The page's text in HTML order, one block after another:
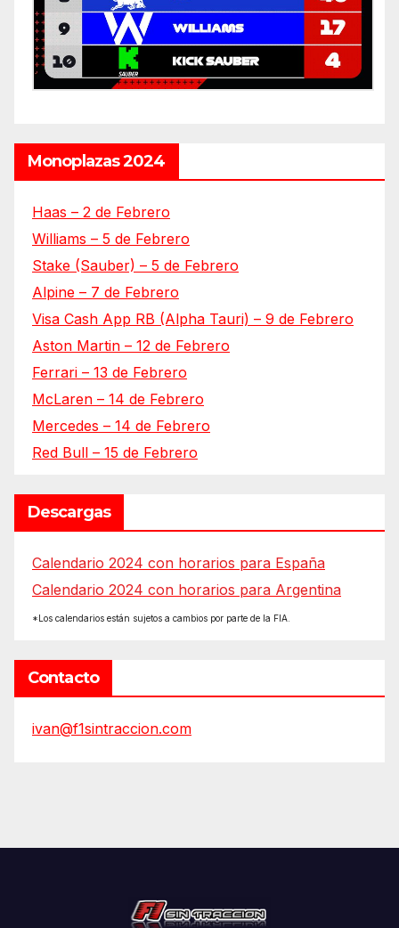
Monoplazas 2024
Haas – 2 de Febrero
Williams – 5 de Febrero
Stake (Sauber) – 5 de Febrero
Alpine – 7 de Febrero
Visa Cash App RB (Alpha Tauri) – 9 de Febrero
Aston Martin – 12 de Febrero
Ferrari – 13 de Febrero
McLaren – 14 de Febrero
Mercedes – 14 de Febrero
Red Bull – 15 de Febrero
Descargas
Calendario 2024 con horarios para España
Calendario 2024 con horarios para Argentina
*Los calendarios están sujetos a cambios por parte de la FIA.
Contacto
ivan@f1sintraccion.com